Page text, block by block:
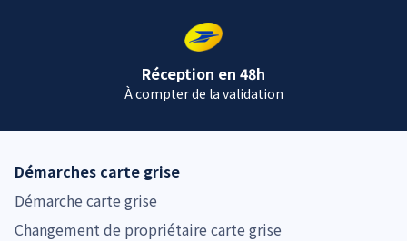
Réception en 48h
À compter de la validation
Démarches carte grise
Démarche carte grise
Changement de propriétaire carte grise